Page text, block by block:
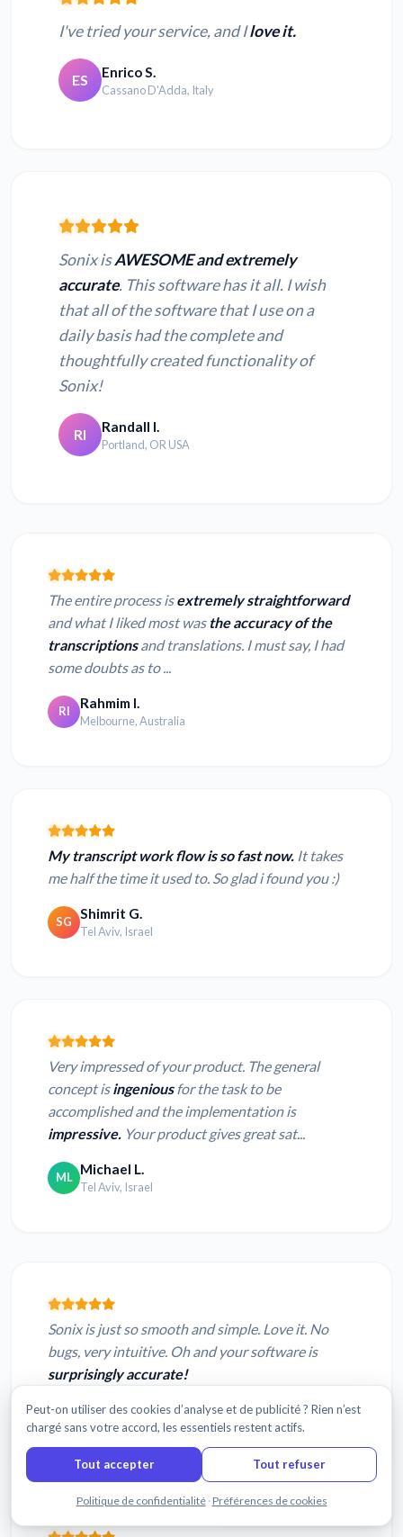
I've tried your service, and Ilove it.
ES Enrico S.
Cassano D'Adda, Italy
Sonix isAWESOME and extremely
accurate. This software has it all. I wish
that all of the software that I use on a
daily basis had the complete and
thoughtfully created functionality of
Sonix!
RI Randall I.
Portland, OR USA
The entire process isextremely straightforward
and what I liked most was the accuracy of the
transcriptionsand translations. I must say, I had
some doubts as to ...
RI Rahmim I.
Melbourne, Australia
My transcript work flow is so fast now. It takes
me half the time it used to. So glad i found you :)
SG Shimrit G.
Tel Aviv, Israel
Very impressed of your product. The general
concept isingeniousfor the task to be
accomplished and the implementation is
impressive. Your product gives great sat...
ML Michael L.
Tel Aviv, Israel
Sonix is just so smooth and simple. Love it. No
bugs, very intuitive. Oh and your software is
surprisingly accurate!
DS Dominick S.
Mannheim, Germany
Discuter avec nous
Peut-on utiliser des cookies d’analyse et de publicité ? Rien n’est
chargé sans votre accord, les essentiels restent actifs.
Tout accepter Tout refuser
Politique de confidentialité · Préférences de cookies